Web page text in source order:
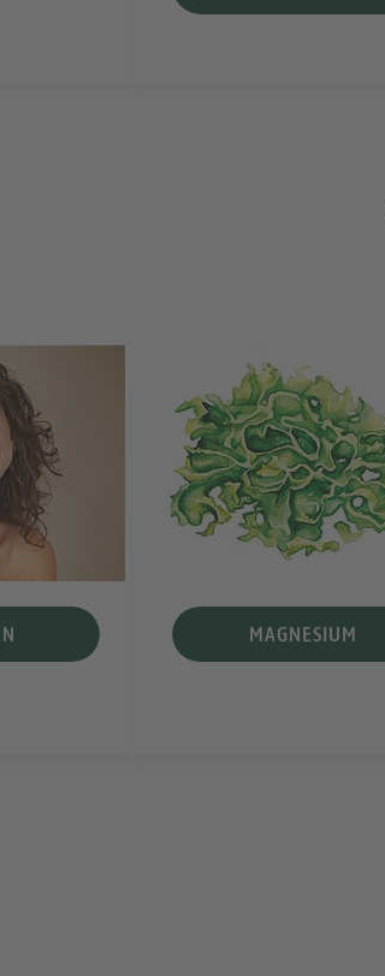
MAGNESIUM